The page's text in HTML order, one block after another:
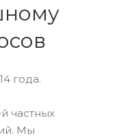
года.
частных
Мы